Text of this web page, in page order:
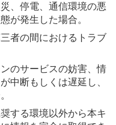
、停電、通信環境の悪
が発生した場合。
者の間におけるトラブ
のサービスの妨害、情
中断もしくは遅延し、
する環境以外から本キ